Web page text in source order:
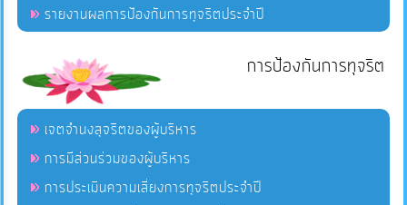
รายงานผลการป้องกันการทุจริตประจำปี
การป้องกันการทุจริต
เจตจำนงสุจริตของผู้บริหาร
การมีส่วนร่วมของผู้บริหาร
การประเมินความเสี่ยงการทุจริตประจำปี